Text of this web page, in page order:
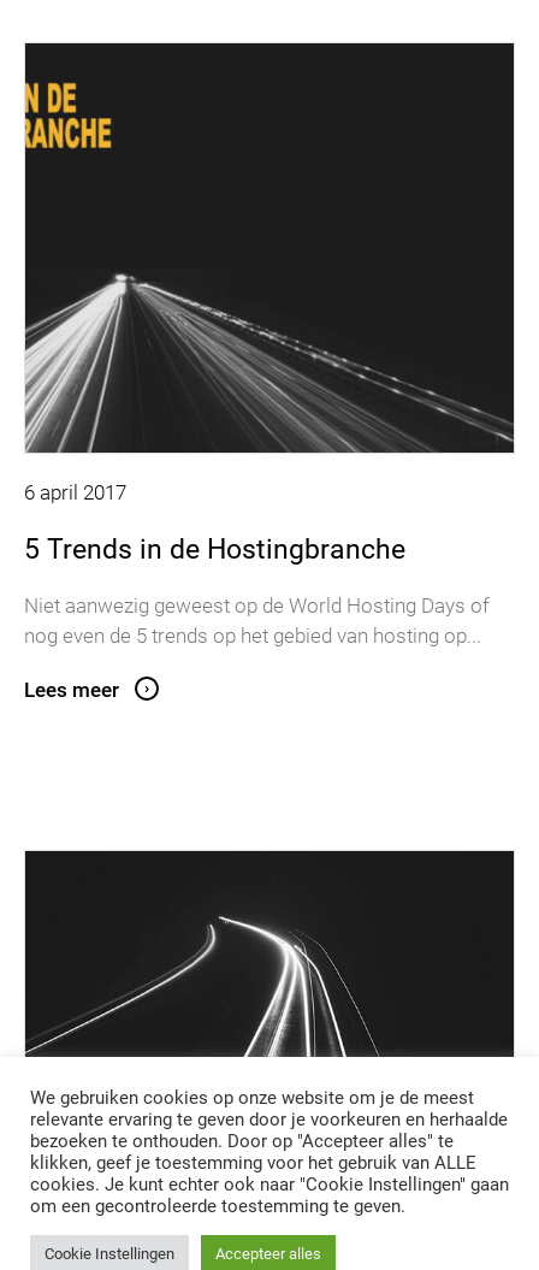
6 april 2017
5 Trends in de Hostingbranche
Niet aanwezig geweest op de World Hosting Days of
nog even de 5 trends op het gebied van hosting op...
Lees meer
We gebruiken cookies op onze website om je de meest
relevante ervaring te geven door je voorkeuren en herhaalde
bezoeken te onthouden. Door op "Accepteer alles" te
klikken, geef je toestemming voor het gebruik van ALLE
cookies. Je kunt echter ook naar "Cookie Instellingen" gaan
om een gecontroleerde toestemming te geven.
Cookie Instellingen Accepteer alles